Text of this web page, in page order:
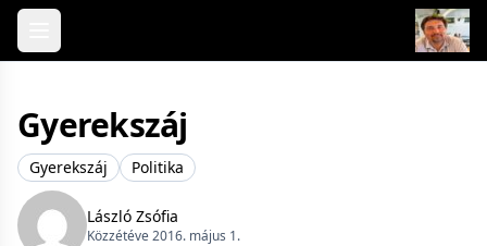
Skip to content
Gyerekszáj
Gyerekszáj Politika
László Zsófia
Közzétéve 2016. május 1.